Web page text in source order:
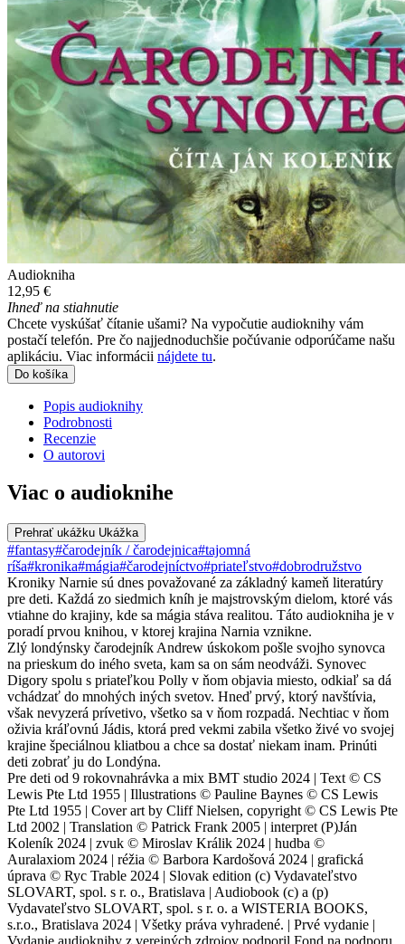
Audiokniha
12,95 €
Ihneď na stiahnutie
Chcete vyskúšať čítanie ušami? Na vypočutie audioknihy vám
postačí telefón. Pre čo najjednoduchšie počúvanie odporúčame našu
aplikáciu. Viac informácii nájdete tu.
Do košíka
Popis audioknihy
Podrobnosti
Recenzie
O autorovi
Viac o audioknihe
Prehrať ukážku Ukážka
#fantasy#čarodejník / čarodejnica#tajomná
ríša#kronika#mágia#čarodejníctvo#priateľstvo#dobrodružstvo
Kroniky Narnie sú dnes považované za základný kameň literatúry
pre deti. Každá zo siedmich kníh je majstrovským dielom, ktoré vás
vtiahne do krajiny, kde sa mágia stáva realitou. Táto audiokniha je v
poradí prvou knihou, v ktorej krajina Narnia vznikne.
Zlý londýnsky čarodejník Andrew úskokom pošle svojho synovca
na prieskum do iného sveta, kam sa on sám neodváži. Synovec
Digory spolu s priateľkou Polly v ňom objavia miesto, odkiaľ sa dá
vchádzať do mnohých iných svetov. Hneď prvý, ktorý navštívia,
však nevyzerá prívetivo, všetko sa v ňom rozpadá. Nechtiac v ňom
oživia kráľovnú Jádis, ktorá pred vekmi zabila všetko živé vo svojej
krajine špeciálnou kliatbou a chce sa dostať niekam inam. Prinúti
deti zobrať ju do Londýna.
Pre deti od 9 rokovnahrávka a mix BMT studio 2024 | Text © CS
Lewis Pte Ltd 1955 | Illustrations © Pauline Baynes © CS Lewis
Pte Ltd 1955 | Cover art by Cliff Nielsen, copyright © CS Lewis Pte
Ltd 2002 | Translation © Patrick Frank 2005 | interpret (P)Ján
Koleník 2024 | zvuk © Miroslav Králik 2024 | hudba ©
Auralaxiom 2024 | réžia © Barbora Kardošová 2024 | grafická
úprava © Ryc Trable 2024 | Slovak edition (c) Vydavateľstvo
SLOVART, spol. s r. o., Bratislava | Audiobook (c) a (p)
Vydavateľstvo SLOVART, spol. s r. o. a WISTERIA BOOKS,
s.r.o., Bratislava 2024 | Všetky práva vyhradené. | Prvé vydanie |